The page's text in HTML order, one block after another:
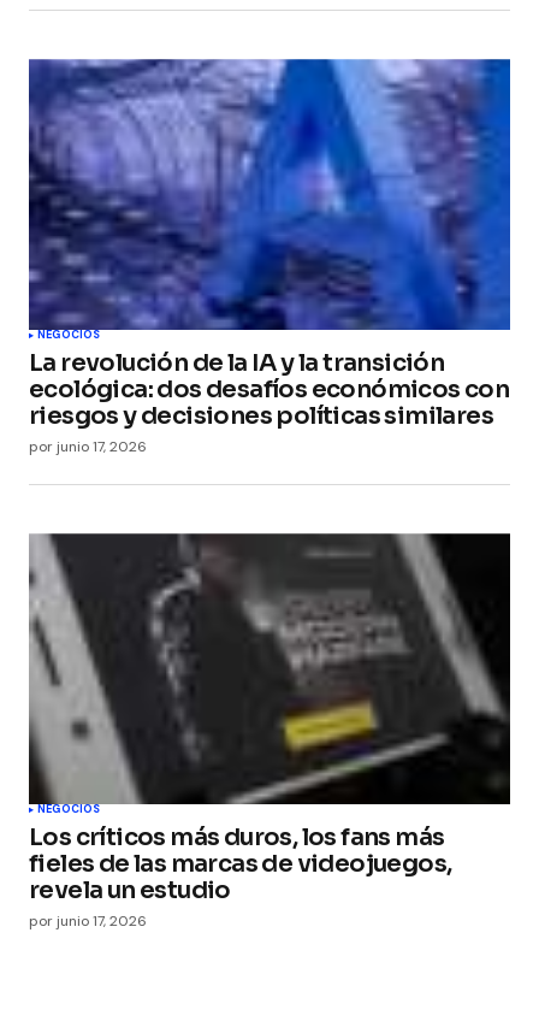
NEGOCIOS
La revolución de la IA y la transición
ecológica: dos desafíos económicos con
riesgos y decisiones políticas similares
por junio 17, 2026
NEGOCIOS
Los críticos más duros, los fans más
fieles de las marcas de videojuegos,
revela un estudio
por junio 17, 2026